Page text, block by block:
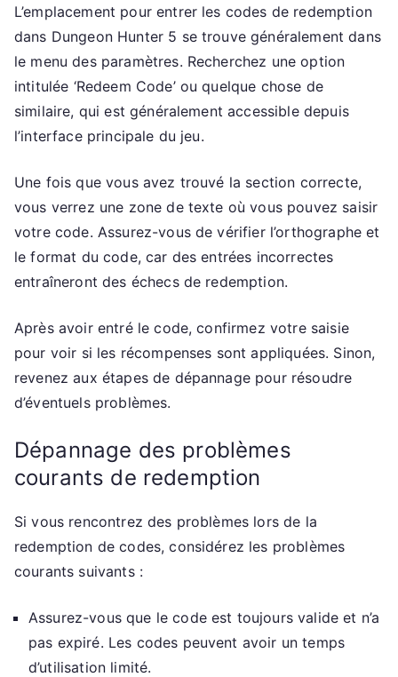
L’emplacement pour entrer les codes de redemption
dans Dungeon Hunter 5 se trouve généralement dans
le menu des paramètres. Recherchez une option
intitulée ‘Redeem Code’ ou quelque chose de
similaire, qui est généralement accessible depuis
l’interface principale du jeu.
Une fois que vous avez trouvé la section correcte,
vous verrez une zone de texte où vous pouvez saisir
votre code. Assurez-vous de vérifier l’orthographe et
le format du code, car des entrées incorrectes
entraîneront des échecs de redemption.
Après avoir entré le code, confirmez votre saisie
pour voir si les récompenses sont appliquées. Sinon,
revenez aux étapes de dépannage pour résoudre
d’éventuels problèmes.
Dépannage des problèmes
courants de redemption
Si vous rencontrez des problèmes lors de la
redemption de codes, considérez les problèmes
courants suivants :
Assurez-vous que le code est toujours valide et n’a
pas expiré. Les codes peuvent avoir un temps
d’utilisation limité.